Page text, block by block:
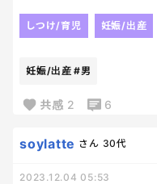
と提案したけど
嬉しい！！！
初めて下の子を旦那に
しつけ/育児 妊娠/出産
妊娠/出産 #男
共感 2 6
soylatte さん 30代
2023.12.04 05:53